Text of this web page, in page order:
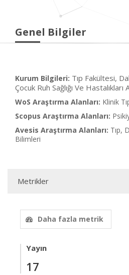
Genel Bilgiler
Kurum Bilgileri: Tıp Fakültesi,
Çocuk Ruh Sağlığı Ve Hastalıkları
WoS Araştırma Alanları: Klinik
Scopus Araştırma Alanları:
Avesis Araştırma Alanları: Tıp,
Bilimleri
Metrikler
Daha fazla metrik
Yayın
17